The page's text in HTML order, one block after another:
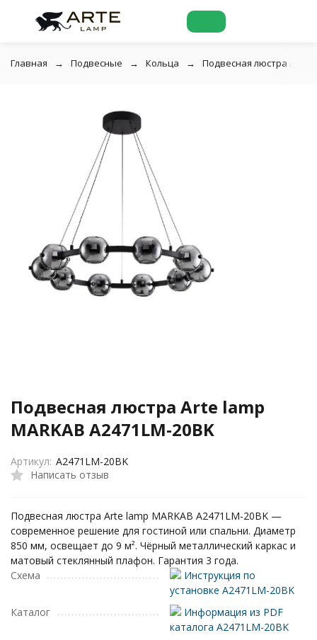
Главная Подвесные Кольца Подвесная люстра Arte
Подвесная люстра Arte lamp
MARKAB A2471LM-20BK
Написать отзыв
Артикул: A2471LM-20BK
Подвесная люстра Arte lamp MARKAB A2471LM-20BK —
современное решение для гостиной или спальни. Диаметр
850 мм, освещает до 9 м². Чёрный металлический каркас и
матовый стеклянный плафон. Гарантия 3 года.
Схема
Инструкция по
установке A2471LM-20BK
Каталог
Информация из PDF
каталога A2471LM-20BK